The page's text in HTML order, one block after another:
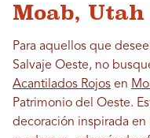
Moab, Utah
Para aquellos que
Salvaje Oeste, no
Acantilados Rojos en
Patrimonio del Oeste.
decoración inspirada